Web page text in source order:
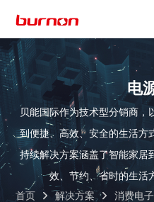
电
贝能国际作为技术型分销商，
到便捷、高效、安全的生活方
持续解决方案涵盖了智能家居
效、节约、省时的生活
首页
解决方案 消费电子